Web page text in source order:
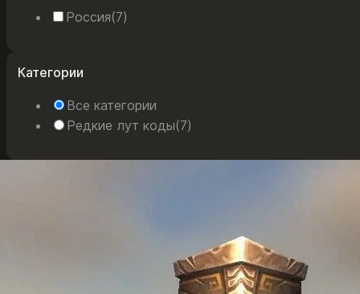
Россия(7)
Категории
Все категории
Редкие лут коды(7)